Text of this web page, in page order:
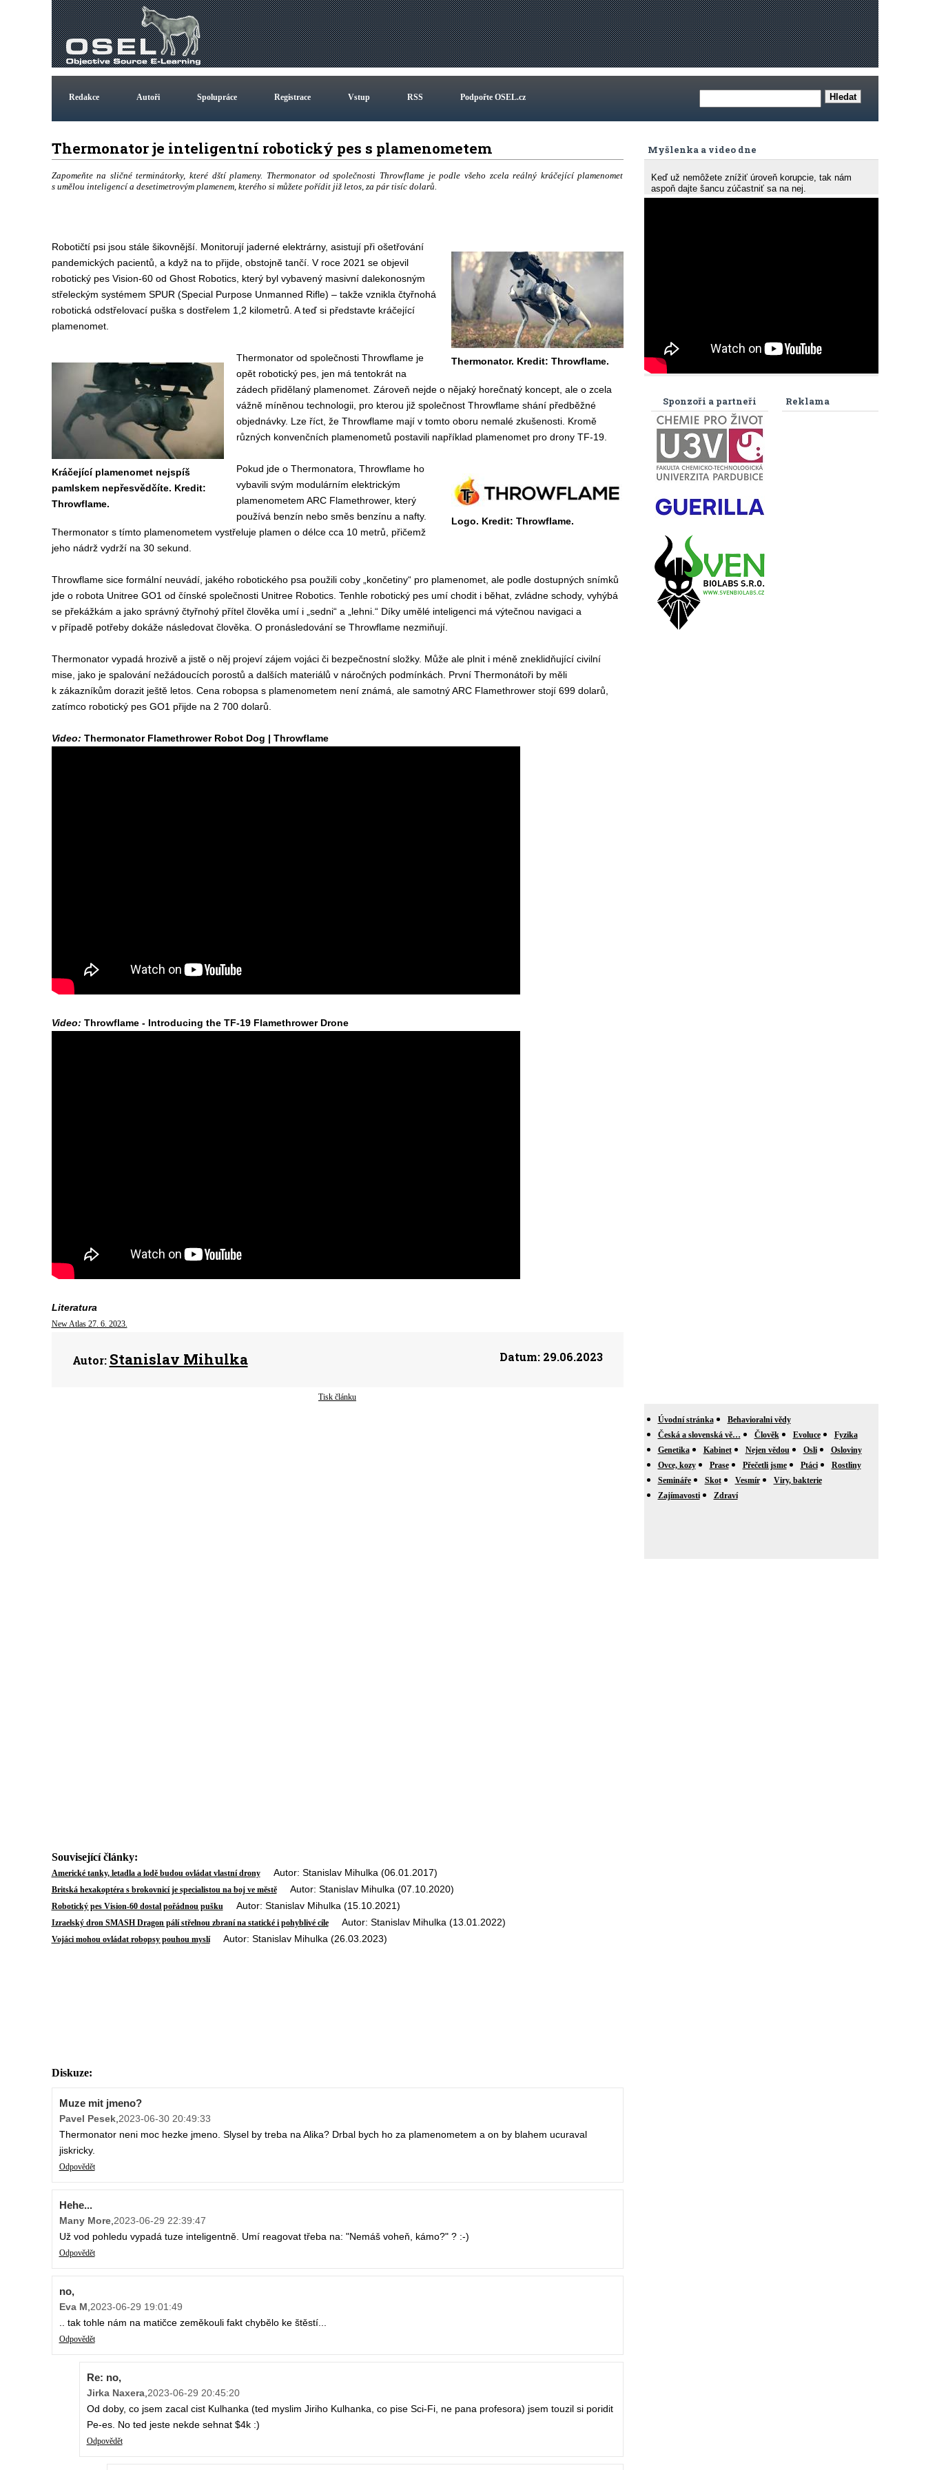
Redakce Autoři Spolupráce Registrace Vstup RSS Podpořte OSEL.cz
Thermonator je inteligentní robotický pes s plamenometem
Zapomeňte na sličné terminátorky, které dští plameny. Thermonator od společnosti Throwflame je podle všeho zcela reálný kráčející plamenomet
s umělou inteligencí a desetimetrovým plamenem, kterého si můžete pořídit již letos, za pár tisíc dolarů.
Thermonator. Kredit: Throwflame.
Robotičtí psi jsou stále šikovnější. Monitorují jaderné elektrárny, asistují při ošetřování
pandemických pacientů, a když na to přijde, obstojně tančí. V roce 2021 se objevil
robotický pes Vision-60 od Ghost Robotics, který byl vybavený masivní dalekonosným
střeleckým systémem SPUR (Special Purpose Unmanned Rifle) – takže vznikla čtyřnohá
robotická odstřelovací puška s dostřelem 1,2 kilometrů. A teď si představte kráčející
plamenomet.
Kráčející plamenomet nejspíš
pamlskem nepřesvědčíte. Kredit:
Throwflame.
Thermonator od společnosti Throwflame je
opět robotický pes, jen má tentokrát na
zádech přidělaný plamenomet. Zároveň nejde o nějaký horečnatý koncept, ale o zcela
vážně míněnou technologii, pro kterou již společnost Throwflame shání předběžné
objednávky. Lze říct, že Throwflame mají v tomto oboru nemalé zkušenosti. Kromě
různých konvenčních plamenometů postavili například plamenomet pro drony TF-19.
Logo. Kredit: Throwflame.
Pokud jde o Thermonatora, Throwflame ho
vybavili svým modulárním elektrickým
plamenometem ARC Flamethrower, který
používá benzín nebo směs benzínu a nafty.
Thermonator s tímto plamenometem vystřeluje plamen o délce cca 10 metrů, přičemž
jeho nádrž vydrží na 30 sekund.
Throwflame sice formální neuvádí, jakého robotického psa použili coby „končetiny“ pro plamenomet, ale podle dostupných snímků
jde o robota Unitree GO1 od čínské společnosti Unitree Robotics. Tenhle robotický pes umí chodit i běhat, zvládne schody, vyhýbá
se překážkám a jako správný čtyřnohý přítel člověka umí i „sedni“ a „lehni.“ Díky umělé inteligenci má výtečnou navigaci a
v případě potřeby dokáže následovat člověka. O pronásledování se Throwflame nezmiňují.
Thermonator vypadá hrozivě a jistě o něj projeví zájem vojáci či bezpečnostní složky. Může ale plnit i méně zneklidňující civilní
mise, jako je spalování nežádoucích porostů a dalších materiálů v náročných podmínkách. První Thermonátoři by měli
k zákazníkům dorazit ještě letos. Cena robopsa s plamenometem není známá, ale samotný ARC Flamethrower stojí 699 dolarů,
zatímco robotický pes GO1 přijde na 2 700 dolarů.
Video: Thermonator Flamethrower Robot Dog | Throwflame
Video: Throwflame - Introducing the TF-19 Flamethrower Drone
Literatura
New Atlas 27. 6. 2023.
Autor: Stanislav Mihulka Datum:29.06.2023
Tisk článku
Související články:
Americké tanky, letadla a lodě budou ovládat vlastní dronyAutor: Stanislav Mihulka (06.01.2017)
Britská hexakoptéra s brokovnicí je specialistou na boj ve městěAutor: Stanislav Mihulka (07.10.2020)
Robotický pes Vision-60 dostal pořádnou pušku Autor: Stanislav Mihulka (15.10.2021)
Izraelský dron SMASH Dragon pálí střelnou zbraní na statické i pohyblivé cíleAutor: Stanislav Mihulka (13.01.2022)
Vojáci mohou ovládat robopsy pouhou myslíAutor: Stanislav Mihulka (26.03.2023)
Diskuze:
Muze mit jmeno?
Pavel Pesek,2023-06-30 20:49:33
Thermonator neni moc hezke jmeno. Slysel by treba na Alika? Drbal bych ho za plamenometem a on by blahem ucuraval
jiskricky.
Odpovědět
Hehe...
Many More,2023-06-29 22:39:47
Už vod pohledu vypadá tuze inteligentně. Umí reagovat třeba na: "Nemáš voheň, kámo?" ? :-)
Odpovědět
no,
Eva M,2023-06-29 19:01:49
.. tak tohle nám na matičce zeměkouli fakt chybělo ke štěstí...
Odpovědět
Re: no,
Jirka Naxera,2023-06-29 20:45:20
Od doby, co jsem zacal cist Kulhanka (ted myslim Jiriho Kulhanka, co pise Sci-Fi, ne pana profesora) jsem touzil si poridit
Pe-es. No ted jeste nekde sehnat $4k :)
Odpovědět
Myšlenka a video dne
Keď už nemôžete znížiť úroveň korupcie, tak nám
aspoň dajte šancu zúčastniť sa na nej.
Reklama
Sponzoři a partneři
Úvodní stránka
Behavioralni vědy
Česká a slovenská vě…
Člověk Evoluce
Fyzika
Genetika
Kabinet Nejen vědou Osli
Osloviny
Ovce, kozy
Prase Přečetli jsme Ptáci
Rostliny
Semináře
Skot Vesmír
Viry, bakterie
Zajímavosti
Zdraví